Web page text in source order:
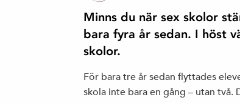
Minns du när sex skolor
bara fyra år sedan. I höst
skolor.
För bara tre år sedan flyttades
skola inte bara en gång – utan två.